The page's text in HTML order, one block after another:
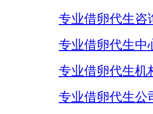
专业借卵代生咨
专业借卵代生中
专业借卵代生机
专业借卵代生公